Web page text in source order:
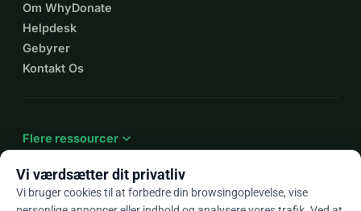
Om WhyDonate
Helpdesk
Gebyrer
Kontakt Os
Flere ressourcer expand_more
Vi værdsætter dit privatliv
Vi bruger cookies til at forbedre din browsingoplevelse, vise